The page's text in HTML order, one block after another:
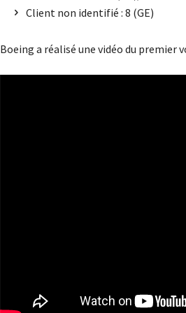
Client non identifié : 8 (GE)
Boeing a réalisé une vidéo du premier